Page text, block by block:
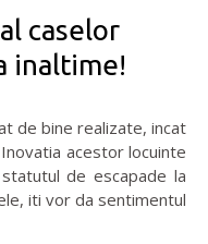
caselor
inaltime!
de bine realizate, incat
acestor locuinte
de escapade la
iti vor da sentimentul